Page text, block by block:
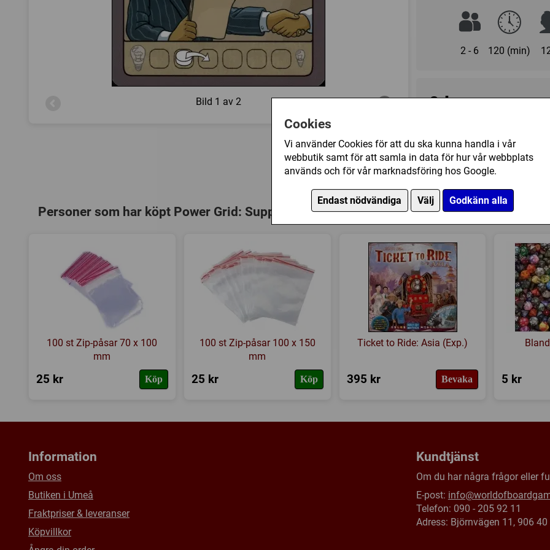
Cookies
Vi använder Cookies för att du ska kunna handla i vår
webbutik samt för att samla in data för hur vår webbplats
används och för vår marknadsföring hos Google.
Endast nödvändiga Välj Godkänn alla
Bild 1 av 2
2 - 6 120 (min)
0 kr
Övrig information
Speltyp: Strategispel
Kategori: Promo,Ekonomi
Tillverkare:
Rio Grande
Länkar:
BoardGameGeek
Försälj. rank:
13660/18139
Personer som har köpt Power Grid: Supply Contract (Exp.) (Promo) har också köpt
100 st Zip-påsar 70 x 100
mm
25 kr Köp
100 st Zip-påsar 100 x 150
mm
25 kr Köp
Ticket to Ride: Asia (Exp.)
395 kr Bevaka 5 kr
Information
Om oss
Butiken i Umeå
Fraktpriser & leveranser
Köpvillkor
Kundtjänst
Om du har några frågor eller
E-post:
Telefon: 090 - 205 92 11
Adress: Björnvägen 11, 906 40